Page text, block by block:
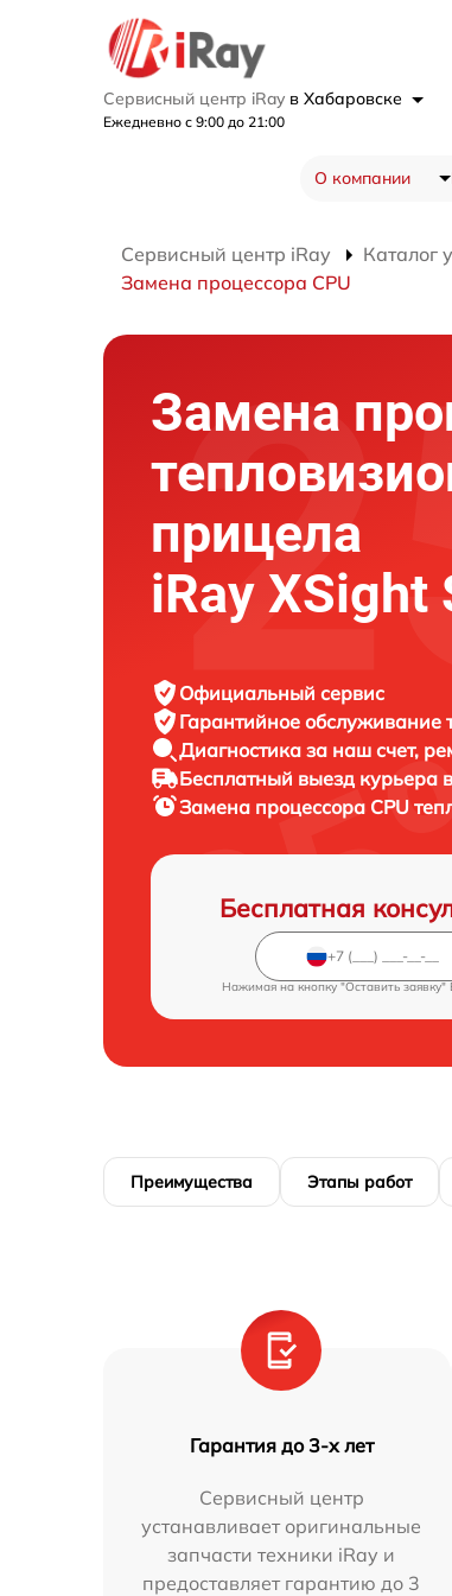
Сервисный центр iRay в Хабаровске
Ежедневно с 9:00 до 21:00
О компании
Сервисный центр iRay Каталог
Замена процессора CPU
Замена
прицела
iRay XSight
Официальный сервис
Гарантийное обслуживание
Диагностика за наш счет,
Бесплатный выезд курьера
Замена процессора CPU
Бесплатная
Нажимая на кнопку "Оставить заявку"
Преимущества Этапы работ
Гарантия до 3-х лет
Сервисный центр
устанавливает оригинальные
запчасти техники iRay и
предоставляет гарантию до 3